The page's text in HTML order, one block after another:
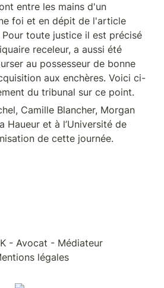
entre les mains d'un
foi et en dépit de l'article
toute justice il est précisé
receleur, a aussi été
au possesseur de bonne
aux enchères. Voici ci-
du tribunal sur ce point.
Camille Blancher, Morgan
Haueur et à l’Université de
de cette journée.
- Avocat - Médiateur
légales